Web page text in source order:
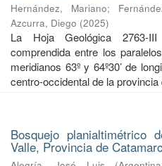
Hernández, Mariano;
Azcurra, Diego (2025)
La Hoja Geológica 2763-
comprendida entre los
meridianos 63º y 64º30’ de
centro-occidental de la provincia
Bosquejo
Valle, Provincia de